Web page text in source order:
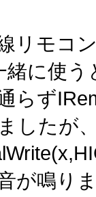
リモコ
緒に使
らず
したが
が鳴り